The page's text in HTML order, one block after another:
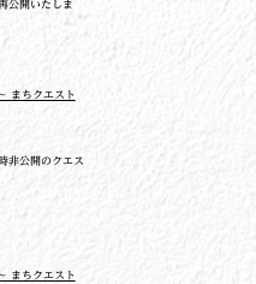
公開いたしま
まちクエスト
公開のクエス
まちクエスト